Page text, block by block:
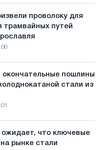
проволоку для
трамвайных путей
окончательные пошлины
стали из
ожидает, что ключевые
рынке стали